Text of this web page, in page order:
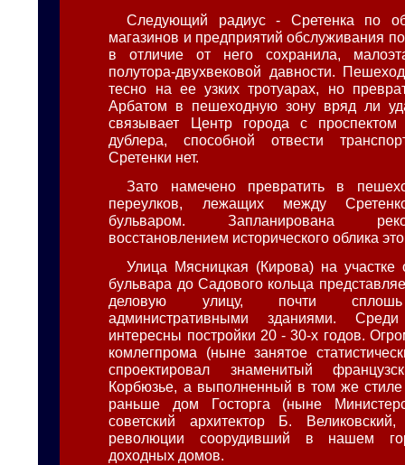
Следующий радиус - Сретенка по
магазинов и предприятий обслуживания
в отличие от него сохранила,
полутора-двухвековой давности.
тесно на ее узких тротуарах, но
Арбатом в пешеходную зону вряд ли
связывает Центр города с
дублера, способной отвести
Сретенки нет.
Зато намечено превратить в
переулков, лежащих между
бульваром. Запланирована
восстановлением исторического облика
Улица Мясницкая (Кирова) на участке
бульвара до Садового кольца
деловую улицу, почти сплошь
административными зданиями.
интересны постройки 20 - 30-х годов.
комлегпрома (ныне занятое
спроектировал знаменитый
Корбюзье, а выполненный в том же стиле
раньше дом Госторга (ныне
советский архитектор Б.
революции соорудивший в нашем
доходных домов.